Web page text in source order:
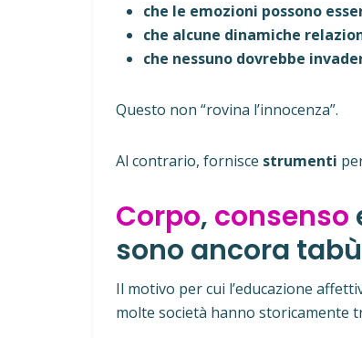
che le emozioni possono
che alcune dinamiche
che nessuno dovrebbe
Questo non “rovina l’innocenza”.
Al contrario, fornisce strumenti
Corpo, consenso
sono ancora tabù
Il motivo per cui l’educazione
molte società hanno storicamente